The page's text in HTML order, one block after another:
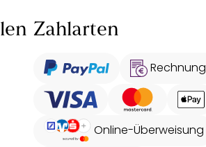
Zahlarten
Online-Überweisung